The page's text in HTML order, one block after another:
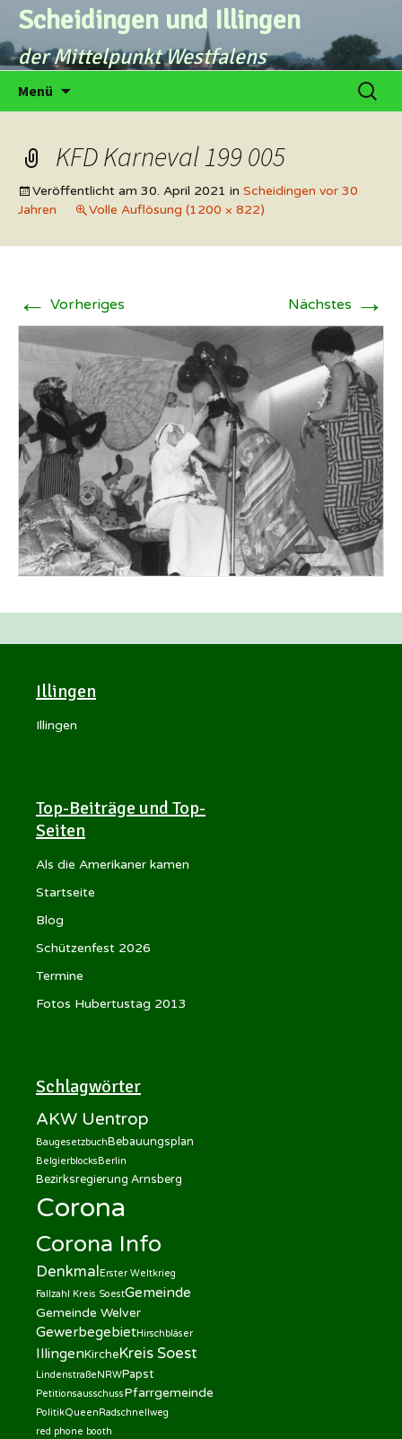
Zum
Inhalt
springen
Scheidingen und Illingen
der Mittelpunkt Westfalens
Menü
Suchen
nach:
KFD Karneval 199 005
Veröffentlicht am 30. April 2021 in Scheidingen vor 30
Jahren
Volle Auflösung (1200 × 822)
← Vorheriges Nächstes →
Illingen
Illingen
Top-Beiträge und Top-
Seiten
Als die Amerikaner kamen
Startseite
Blog
Schützenfest 2026
Termine
Fotos Hubertustag 2013
Schlagwörter
AKW Uentrop
BaugesetzbuchBebauungsplan
Belgierblocks Berlin
Bezirksregierung Arnsberg
Corona
Corona Info
Denkmal Erster Weltkrieg
Fallzahl Kreis SoestGemeinde
Gemeinde Welver
GewerbegebietHirschbläser
IllingenKircheKreis Soest
LindenstraßeNRWPapst
PetitionsausschussPfarrgemeinde
PolitikQueenRadschnellweg
red phone booth